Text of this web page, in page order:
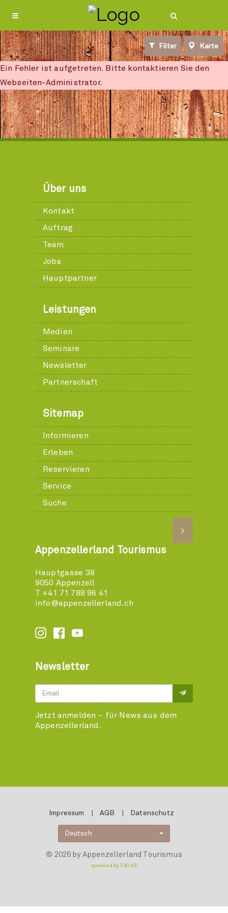
Filter Karte
Ein Fehler ist aufgetreten. Bitte kontaktieren Sie den
Webseiten-Administrator.
Über uns
Kontakt
Auftrag
Team
Jobs
Hauptpartner
Leistungen
Medien
Seminare
Newsletter
Partnerschaft
Sitemap
Informieren
Erleben
Reservieren
Service
Suche
Appenzellerland Tourismus
Hauptgasse 38
9050 Appenzell
T +41 71 788 96 41
info@appenzellerland.ch



Newsletter
Jetzt anmelden – für News aus dem
Appenzellerland.
Impressum AGB Datenschutz
Deutsch
© 2026 by Appenzellerland Tourismus
powered by TSO AG